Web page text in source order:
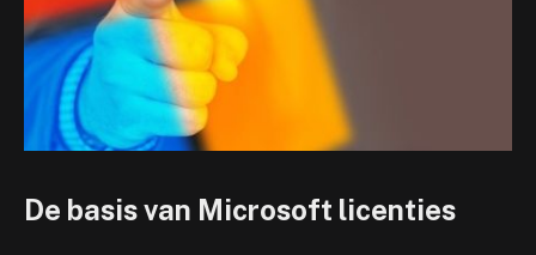
De basis van Microsoft licenties